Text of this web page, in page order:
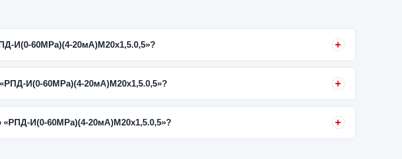
И(0-60MPa)(4-20мА)M20x1,5.0,5»?
И(0-60MPa)(4-20мА)M20x1,5.0,5»?
И(0-60MPa)(4-20мА)M20x1,5.0,5»?